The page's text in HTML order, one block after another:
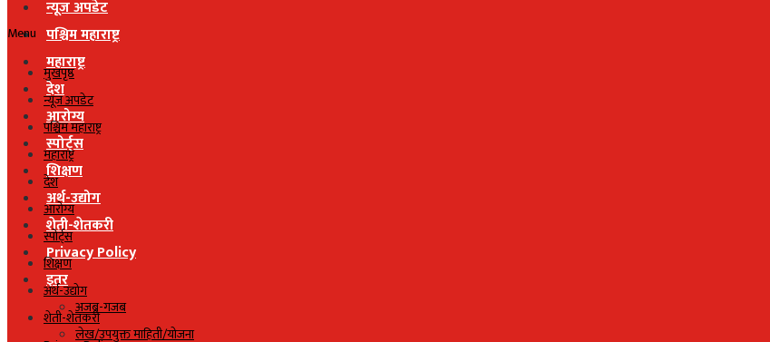
न्यूज अपडेट
पश्चिम महाराष्ट्र
महाराष्ट्र
देश
आरोग्य
स्पोर्ट्स
शिक्षण
अर्थ-उद्योग
शेती-शेतकरी
Privacy Policy
इतर
अजब-गजब
लेख/उपयुक्त माहिती/योजना
Menu
मुखपृष्ठ
न्यूज अपडेट
पश्चिम महाराष्ट्र
महाराष्ट्र
देश
आरोग्य
स्पोर्ट्स
शिक्षण
अर्थ-उद्योग
शेती-शेतकरी